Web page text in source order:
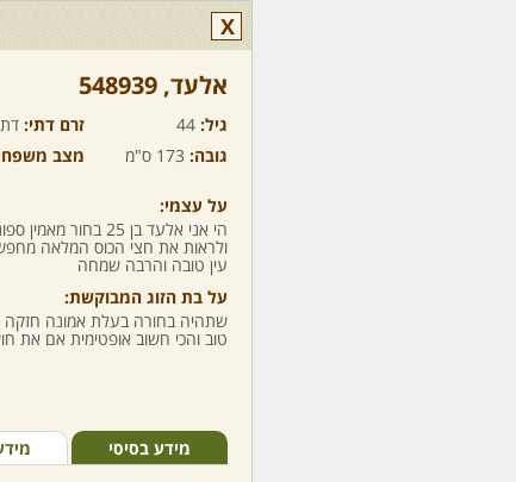
X
אלעד,‏ 548939
גיל: 44 זרם דתי:
גובה: 173 ס"מ מצב
על עצמי:
הי אני אלעד בן 25
ולראות את חצי הכוס המלאה
עין טובה והרבה שמחה
על בת הזוג המבוקשת:
שתהיה בחורה בעלת אמונה חזקה
טוב והכי חשוב אופטימית אם
מידע בסיסי